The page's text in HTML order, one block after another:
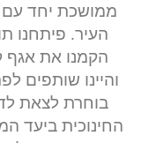
ממושכת יחד עם
העיר. פיתחנו
הקמנו את אגף
והיינו שותפים
בוחרת לצאת
החינוכית ביעד